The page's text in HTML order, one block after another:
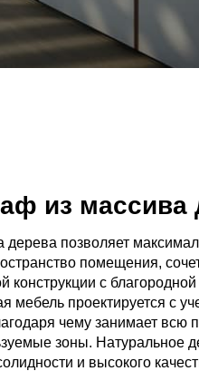
из массива
позволяет
помещения,
конструкции с благородной
мебель проектируется с
чему занимает всю
зоны. Натуральное
и высокого